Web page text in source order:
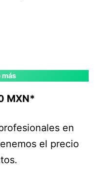
más
MXN*
en
el precio